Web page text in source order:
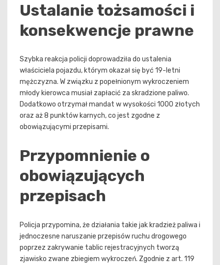
Ustalanie tożsamości i
konsekwencje prawne
Szybka reakcja policji doprowadziła do ustalenia
właściciela pojazdu, którym okazał się być 19-letni
mężczyzna. W związku z popełnionym wykroczeniem
młody kierowca musiał zapłacić za skradzione paliwo.
Dodatkowo otrzymał mandat w wysokości 1000 złotych
oraz aż 8 punktów karnych, co jest zgodne z
obowiązującymi przepisami.
Przypomnienie o
obowiązujących
przepisach
Policja przypomina, że działania takie jak kradzież paliwa i
jednoczesne naruszanie przepisów ruchu drogowego
poprzez zakrywanie tablic rejestracyjnych tworzą
zjawisko zwane zbiegiem wykroczeń. Zgodnie z art. 119